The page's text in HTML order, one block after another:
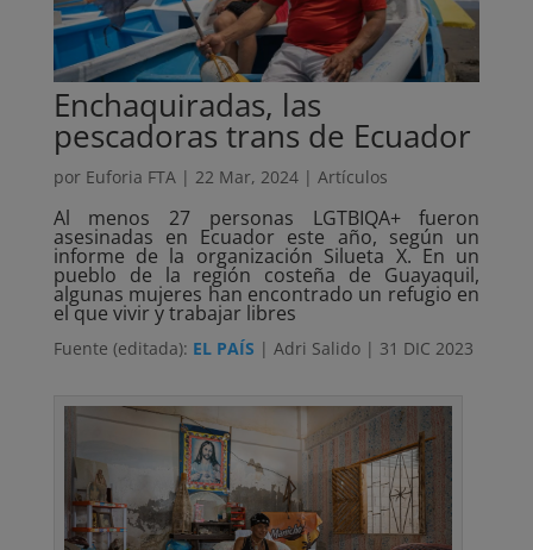
Enchaquiradas, las
pescadoras trans de Ecuador
por Euforia FTA | 22 Mar, 2024| Artículos
Al menos 27 personas LGTBIQA+ fueron
asesinadas en Ecuador este año, según un
informe de la organización Silueta X. En un
pueblo de la región costeña de Guayaquil,
algunas mujeres han encontrado un refugio en
el que vivir y trabajar libres
Fuente (editada): EL PAÍS | Adri Salido | 31 DIC 2023